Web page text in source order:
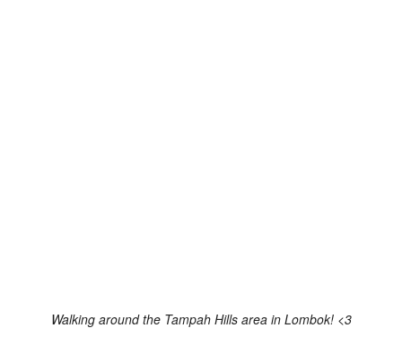
Walking around the Tampah Hills area in Lombok! <3